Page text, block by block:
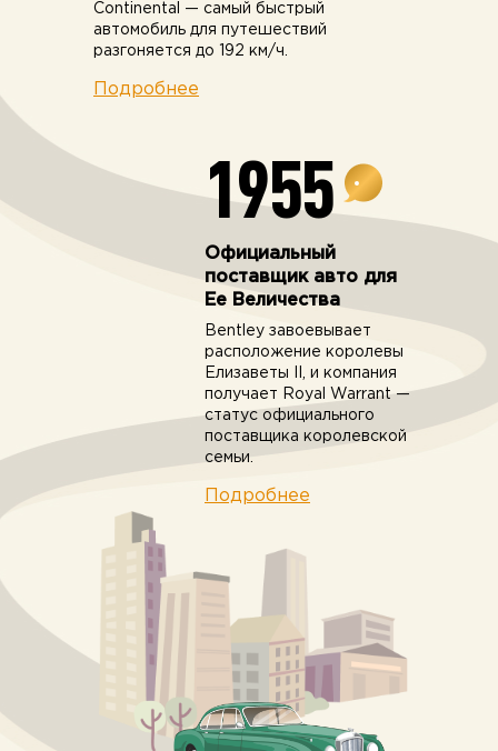
Continental — самый быстрый
автомобиль для путешествий
разгоняется до 192 км/ч.
Подробнее
1955
Официальный
поставщик авто для
Ее Величества
Bentley завоевывает
расположение королевы
Елизаветы II, и компания
получает Royal Warrant —
статус официального
поставщика королевской
семьи.
Подробнее